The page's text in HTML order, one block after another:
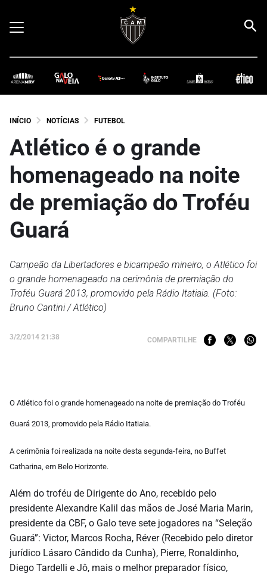
INÍCIO NOTÍCIAS FUTEBOL
Atlético é o grande
homenageado na noite
de premiação do Troféu
Guará
Campeão da Libertadores e bicampeão mineiro, o Atlético foi
o grande homenageado na cerimônia de premiação do
Troféu Guará 2013, promovido pela Rádio Itatiaia. (Foto:
Bruno Cantini / Atlético)
3/2/2014 21:38 COMPARTILHE
O Atlético foi o grande homenageado na noite de premiação do Troféu
Guará 2013, promovido pela Rádio Itatiaia.
A cerimônia foi realizada na noite desta segunda-feira, no Buffet
Catharina, em Belo Horizonte.
Além do troféu de Dirigente do Ano, recebido pelo
presidente Alexandre Kalil das mãos de José Maria Marin,
presidente da CBF, o Galo teve sete jogadores na “Seleção
Guará”: Victor, Marcos Rocha, Réver (Recebido pelo diretor
jurídico Lásaro Cândido da Cunha), Pierre, Ronaldinho,
Diego Tardelli e Jô, mais o melhor preparador físico,